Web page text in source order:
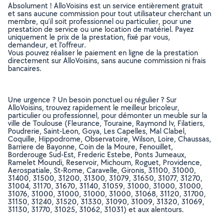
Absolument ! AlloVoisins est un service entièrement gratuit
et sans aucune commission pour tout utilisateur cherchant un
membre, qu’il soit professionnel ou particulier, pour une
prestation de service ou une location de matériel. Payez
uniquement le prix de la prestation, fixé par vous,
demandeur, et l’offreur.
Vous pouvez réaliser le paiement en ligne de la prestation
directement sur AlloVoisins, sans aucune commission ni frais
bancaires.
Une urgence ? Un besoin ponctuel ou régulier ? Sur
AlloVoisins, trouvez rapidement le meilleur bricoleur,
particulier ou professionnel, pour démonter un meuble sur la
ville de Toulouse (Fleurance, Touraine, Raymond Iv, Filatiers,
Poudrerie, Saint-Leon, Goya, Les Capelles, Mal Clabel,
Coquille, Hippodrome, Observatoire, Wilson, Loire, Chaussas,
Barriere de Bayonne, Coin de la Moure, Fenouillet,
Borderouge Sud-Est, Frederic Estebe, Ponts Jumeaux,
Ramelet Moundi, Reservoir, Michoum, Roguet, Providence,
Aerospatiale, St-Rome, Caravelle, Gironis, 31100, 31000,
31400, 31500, 31200, 31300, 31079, 31650, 31077, 31270,
31004, 31170, 31670, 31140, 31059, 31000, 31000, 31000,
31076, 31000, 31000, 31000, 31000, 31068, 31120, 31700,
31150, 31240, 31520, 31330, 31090, 31009, 31320, 31069,
31130, 31770, 31025, 31062, 31031) et aux alentours.